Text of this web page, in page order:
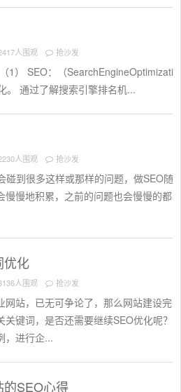
人围观 抢沙发
1） SEO：（SearchEngineOptimizati
。 通过了解搜索引擎排名机...
人围观 抢沙发
碰到很多这样或那样的问题，做SEO随
慢慢地积累，之前的问题也会慢慢的都
优化
人围观 抢沙发
网站，已无可争论了，那么网站建设完
键词，是否还需要继续SEO优化呢？
，进行企...
SEO心得